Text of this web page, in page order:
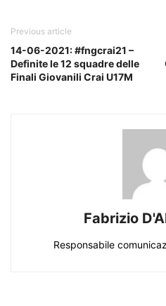
Previous article
14-06-2021: #fngcrai21 –
Definite le 12 squadre delle
Finali Giovanili Crai U17M
Fabrizio
Responsabile